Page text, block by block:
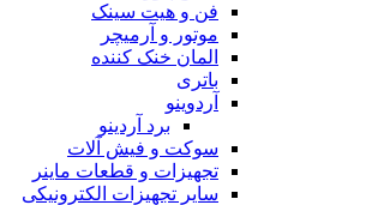
فن و هیت سینک
موتور و آرمیچر
المان خنک کننده
باتری
آردوینو
برد آردینو
سوکت و فیش آلات
تجهیزات و قطعات ماینر
سایر تجهیزات الکترونیکی